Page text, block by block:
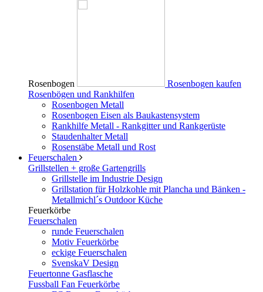
Rosenbogen
Rosenbogen kaufen
Rosenbögen und Rankhilfen
Rosenbogen Metall
Rosenbogen Eisen als Baukastensystem
Rankhilfe Metall - Rankgitter und Rankgerüste
Staudenhalter Metall
Rosenstäbe Metall und Rost
Feuerschalen
Grillstellen + große Gartengrills
Grillstelle im Industrie Design
Grillstation für Holzkohle mit Plancha und Bänken -
Metallmichl´s Outdoor Küche
Feuerkörbe
Feuerschalen
runde Feuerschalen
Motiv Feuerkörbe
eckige Feuerschalen
SvenskaV Design
Feuertonne Gasflasche
Fussball Fan Feuerkörbe